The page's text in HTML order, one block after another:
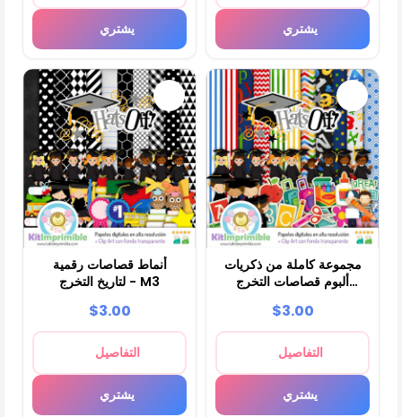
يشتري يشتري
أنماط قصاصات رقمية
لتاريخ التخرج - M3
$3.00
التفاصيل
يشتري
مجموعة كاملة من ذكريات
ألبوم قصاصات التخرج
$3.00
التفاصيل
يشتري